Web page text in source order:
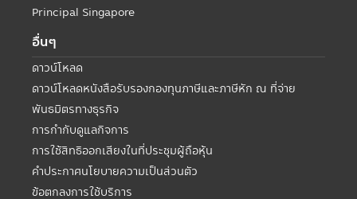
Principal Singapore
อื่นๆ
ดาวน์โหลด
ดาวน์โหลดหนังสือรับรองกองทุนภาษีและภาษีหัก ณ ที่จ่าย
พันธมิตรทางธุรกิจ
การกำกับดูแลกิจการ
การใช้สิทธิออกเสียงในที่ประชุมผู้ถือหุ้น
คำประกาศนโยบายความเป็นส่วนตัว
ข้อตกลงการใช้บริการ